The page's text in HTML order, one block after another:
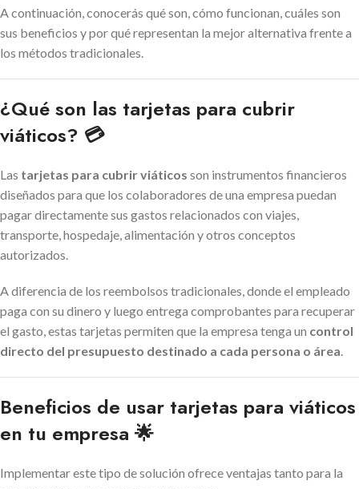
A continuación, conocerás qué son, cómo funcionan, cuáles son
sus beneficios y por qué representan la mejor alternativa frente a
los métodos tradicionales.
¿Qué son las tarjetas para cubrir
viáticos? 💳
Las tarjetas para cubrir viáticos son instrumentos financieros
diseñados para que los colaboradores de una empresa puedan
pagar directamente sus gastos relacionados con viajes,
transporte, hospedaje, alimentación y otros conceptos
autorizados.
A diferencia de los reembolsos tradicionales, donde el empleado
paga con su dinero y luego entrega comprobantes para recuperar
el gasto, estas tarjetas permiten que la empresa tenga un control
directo del presupuesto destinado a cada persona o área.
Beneficios de usar tarjetas para viáticos
en tu empresa 🌟
Implementar este tipo de solución ofrece ventajas tanto para la